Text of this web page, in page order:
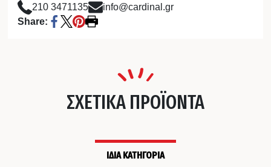
210 3471135
info@cardinal.gr
Share:
ΣΧΕΤΙΚΑ ΠΡΟΪΟΝΤΑ
ΙΔΙΑ ΚΑΤΗΓΟΡΙΑ